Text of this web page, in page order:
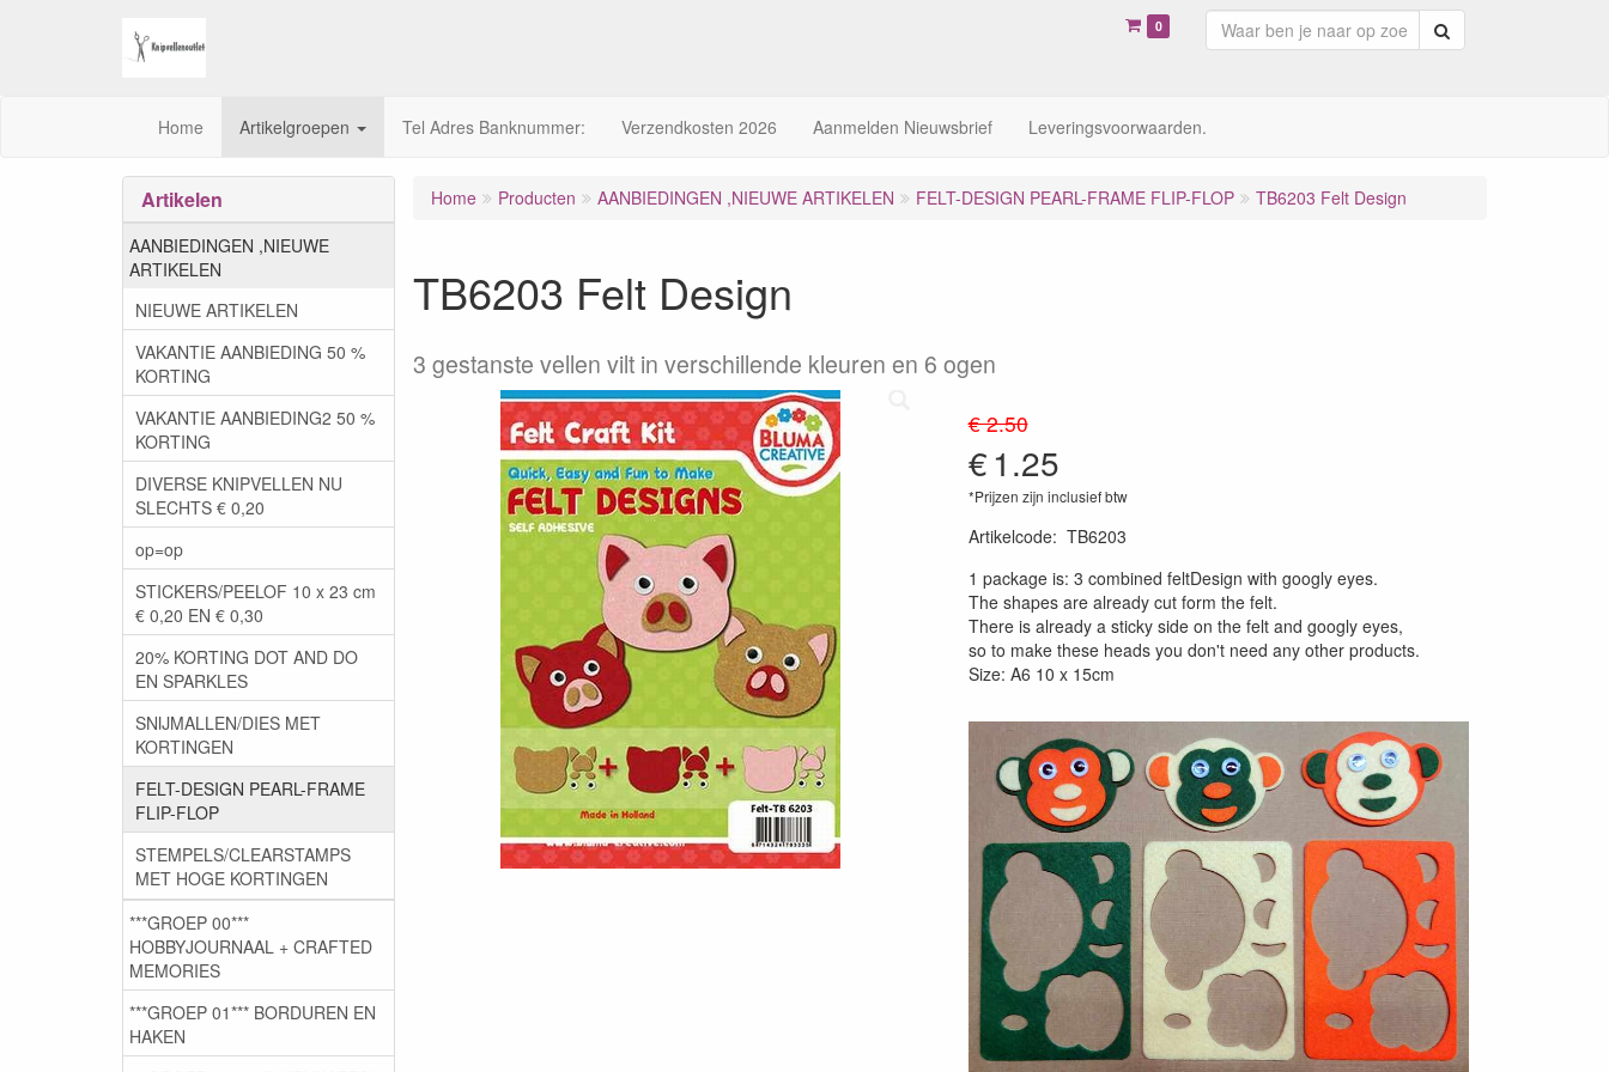
0
Home Artikelgroepen Tel Adres Banknummer: Verzendkosten 2026 Aanmelden Nieuwsbrief Leveringsvoorwaarden.
Home Producten AANBIEDINGEN ,NIEUWE ARTIKELEN FELT-DESIGN PEARL-FRAME FLIP-FLOP TB6203 Felt Design
TB6203 Felt Design
3 gestanste vellen vilt in verschillende kleuren en 6 ogen
€ 2.50
€1.25
*Prijzen zijn inclusief btw
Artikelcode: TB6203
1 package is: 3 combined feltDesign with googly eyes.
The shapes are already cut form the felt.
There is already a sticky side on the felt and googly eyes,
so to make these heads you don't need any other products.
Size: A6 10 x 15cm
Artikelen
AANBIEDINGEN ,NIEUWE
ARTIKELEN
NIEUWE ARTIKELEN
VAKANTIE AANBIEDING 50 %
KORTING
VAKANTIE AANBIEDING2 50 %
KORTING
DIVERSE KNIPVELLEN NU
SLECHTS € 0,20
op=op
STICKERS/PEELOF 10 x 23 cm
€ 0,20 EN € 0,30
20% KORTING DOT AND DO
EN SPARKLES
SNIJMALLEN/DIES MET
KORTINGEN
FELT-DESIGN PEARL-FRAME
FLIP-FLOP
STEMPELS/CLEARSTAMPS
MET HOGE KORTINGEN
***GROEP 00***
HOBBYJOURNAAL + CRAFTED
MEMORIES
***GROEP 01*** BORDUREN EN
HAKEN